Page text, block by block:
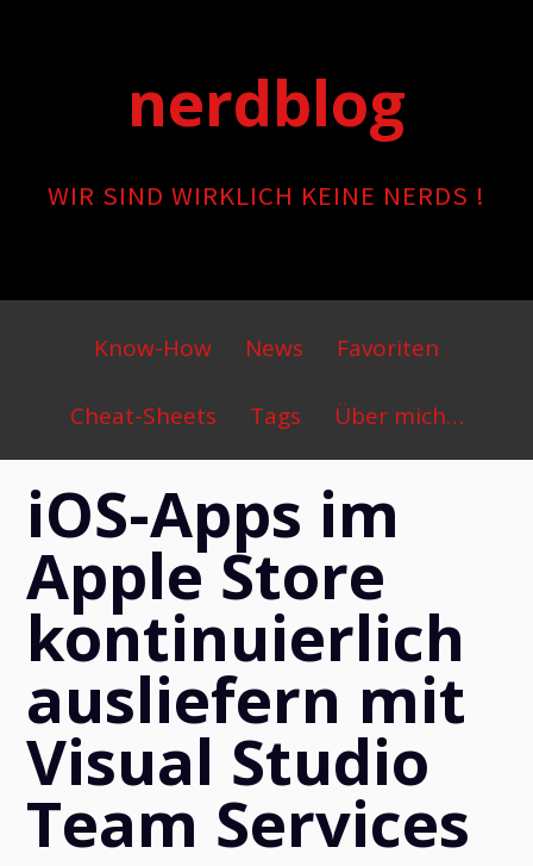
nerdblog
WIR SIND WIRKLICH KEINE NERDS !
Primary
Menu
Know-How News Favoriten
Cheat-Sheets Tags Über mich…
iOS-Apps im
Apple Store
kontinuierlich
ausliefern mit
Visual Studio
Team Services